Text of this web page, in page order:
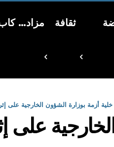
ثقافة مزاد…
أزمة بوزارة الشؤون الخارجية على
على